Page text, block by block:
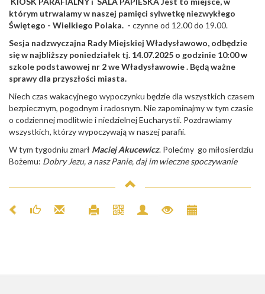
którym utrwalamy w naszej pamięci sylwetkę niezwykłego
Świętego - Wielkiego Polaka. - czynne od 12.00 do 19.00.
Sesja nadzwyczajna Rady Miejskiej Władysławowo, odbędzie
się w najbliższy poniedziałek tj. 14.07.2025 o godzinie 10:00 w
szkole podstawowej nr 2 we Władysławowie . Będą ważne
sprawy dla przyszłości miasta.
Niech czas wakacyjnego wypoczynku będzie dla wszystkich czasem
bezpiecznym, pogodnym i radosnym. Nie zapominajmy w tym czasie
o codziennej modlitwie i niedzielnej Eucharystii. Pozdrawiamy
wszystkich, którzy wypoczywają w naszej parafii.
W tym tygodniu zmarł Maciej Akucewicz. Polećmy go miłosierdziu
Bożemu: Dobry Jezu, a nasz Panie, daj im wieczne spoczywanie